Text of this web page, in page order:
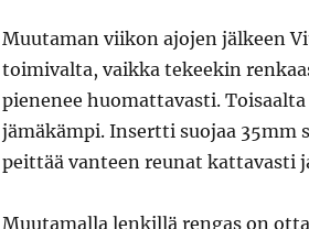
Muutaman viikon ajojen jälkeen
toimivalta, vaikka tekeekin
pienenee huomattavasti.
jämäkämpi. Insertti suojaa 35mm
peittää vanteen reunat kattavasti
Muutamalla lenkillä rengas on